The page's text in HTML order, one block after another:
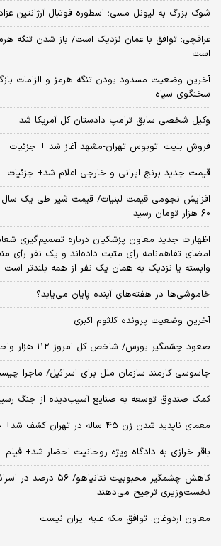
شوک بزرگ به لیونل مسی؛ اسطوره فوتبال آرژانتین
عراقچی: توافق با عمان نزدیک است/ باز شدن تنگه
است
آخرین وضعیت مسدود بودن تنگه هرمز و الزامات
سخنگوی سپاه
وکیل شخصی سابق ترامپ دادستان کل آمریکا شد
فروش بلیت اتوبوس تهران-مشهد آغاز شد + جزئیات
قیمت جدید برنج ایرانی و خارجی اعلام شد+ جزئیات
۶۰ هزار تومان رسید
امضای تفاهم‌نامه رأی مثبت داده‌اند و یک نفر
وابسته یا نزدیک به همان یک نفر از همه بلندتر است
خاموشی‌ها در هفته‌های آینده پایان می‌یابد؟
آخرین وضعیت پرونده کلثوم اکبری
صعود چشمگیر بورس/ شاخص کل امروز ۱۱۲ هزار واحد رشد کرد
جاسوسی کارمند سازمان ملل برای اسرائیل/ ماجرا
کمک صندوق توسعه به صنایع آسیب‌دیده از جنگ
معمای ناپدید شدن زن ۴۵ ساله در تهران کشف شد+ جزئیات
باقر خرازی به دادگاه ویژه روحانیت احضار شد+ فیلم
کاهش چشمگیر محبوبیت
نخست‌وزیری ترجیح می‌دهند
معاون اردوغان: توافق مکه علیه ایران نیست